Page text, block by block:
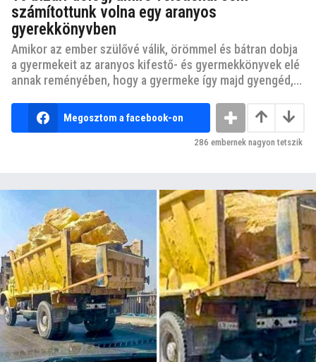
számítottunk volna egy aranyos
gyerekkönyvben
Amikor az ember szülővé válik, örömmel és bátran dobja
a gyermekeit az aranyos kifestő- és gyermekkönyvek elé
annak reményében, hogy a gyermeke így majd gyengéd,...
Megosztom a facebook-on
286 embernek nagyon tetszik